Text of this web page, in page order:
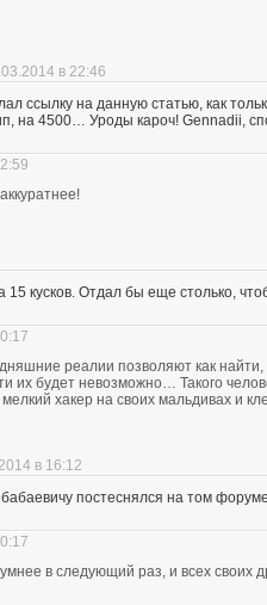
в 22:46
ссылку на данную статью, как
на 4500… Уроды кароч! Gennadii,
15 кусков. Отдал бы еще столько,
реалии позволяют как
их будет невозможно… Такого
хакер на своих мальдивах и
в 16:12
постеснялся на том
в следующий раз, и всех своих